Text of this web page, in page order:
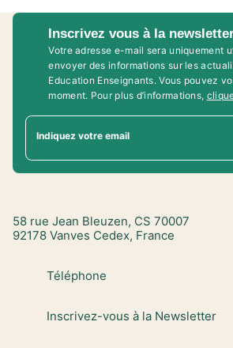
Inscrivez vous à la
Votre adresse e-mail sera uniquement
envoyer des informations sur les
Education Enseignants. Vous pouvez
moment. Pour plus d’informations,
Indiquez votre email
58 rue Jean Bleuzen, CS 70007
92178 Vanves Cedex, France
Téléphone
Inscrivez-vous à la Newsletter